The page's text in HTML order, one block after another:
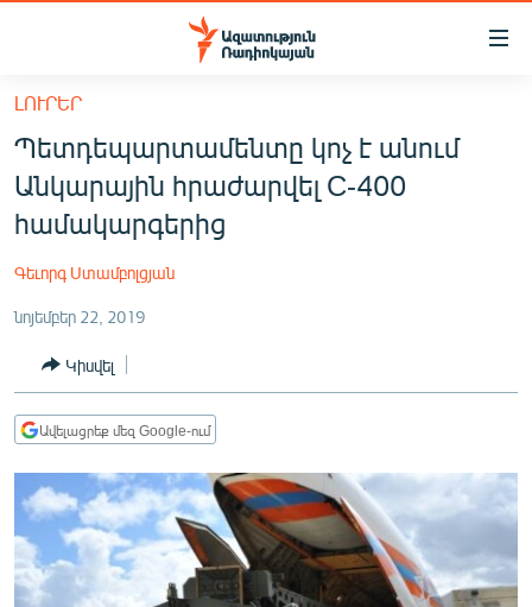
Մատչելիության
հիմնական
բովանդակությանը
Անցնել
հիմնական
մենյուին
ՀԱՅԱՍՏԱՆ
ՔԱՂԱՔԱԿԱՆ
ՏՆՏԵՍՈՒԹՅՈՒՆ
ՂԱՐԱԲԱՂ
ՏԱՐԱԾԱՇՐՋԱՆ
ՄԻՋԱԶԳԱՅԻՆ
ՄՇԱԿՈՒՅԹ
ԼՈՒՐԵՐ
Պետդեպարտամենտը կոչ է անում
Անկարային հրաժարվել C-400
համակարգերից
Գեւորգ Ստամբոլցյան
նոյեմբեր 22, 2019
Կիսվել
Ավելացրեք մեզ Google-ում